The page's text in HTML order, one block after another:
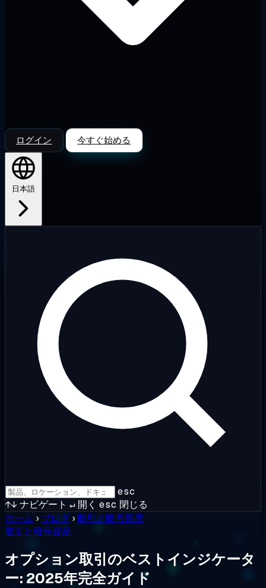
ログイン 今すぐ始める
日本語
esc
↑↓ ナビゲート ↵ 開く esc 閉じる
ホーム › ブログ ›取引と暗号資産
取引と暗号資産
オプション取引のベストインジケータ
ー: 2025年完全ガイド